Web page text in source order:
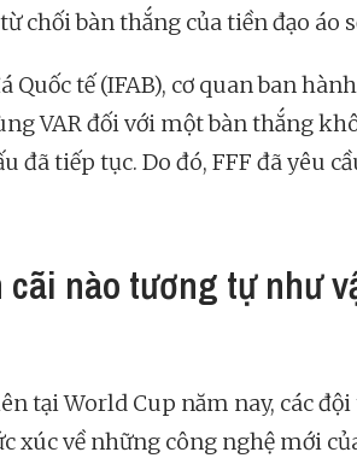
chối bàn thắng của tiền đạo áo
Quốc tế (IFAB), cơ quan ban
VAR đối với một bàn thắng
đã tiếp tục. Do đó, FFF đã yêu
nào tương tự như
tại World Cup năm nay, các
xúc về những công nghệ mới